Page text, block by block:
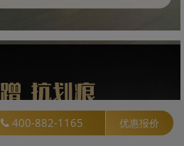
400-882-1165 优惠报价